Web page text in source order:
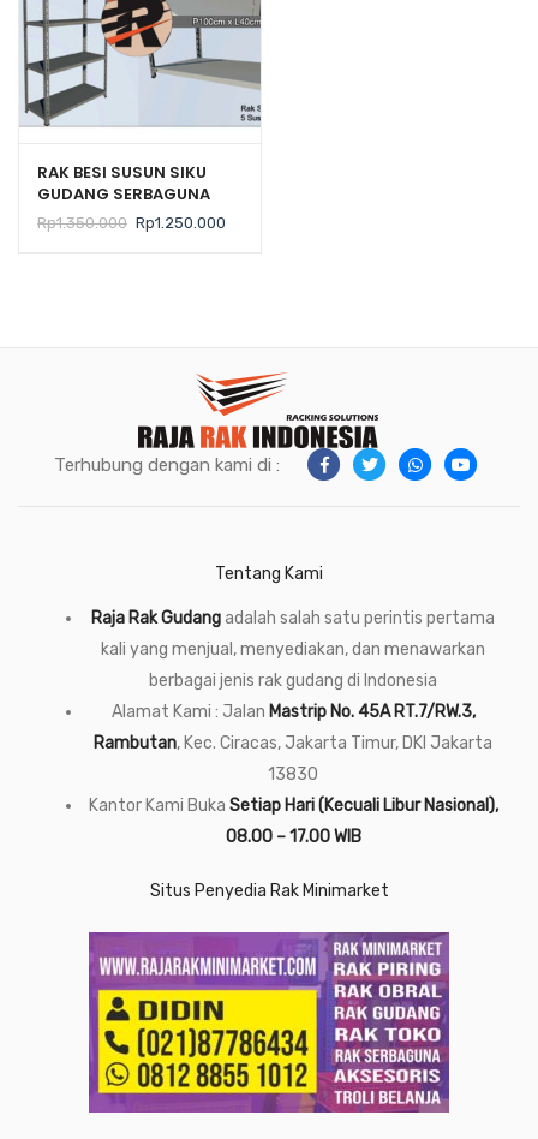
RAK BESI SUSUN SIKU
GUDANG SERBAGUNA
Tipe JN-40
Rp1.350.000 Harga
Rp1.250.000
Terhubung dengan kami di :
Tentang Kami
Raja Rak Gudangadalah salah satu perintis pertama
kali yang menjual, menyediakan, dan menawarkan
berbagai jenis rak gudang di Indonesia
Alamat Kami : Jalan Mastrip No. 45A RT.7/RW.3,
Rambutan, Kec. Ciracas, Jakarta Timur, DKI Jakarta
13830
Kantor Kami Buka Setiap Hari (Kecuali Libur Nasional),
08.00 – 17.00 WIB
Situs Penyedia Rak Minimarket